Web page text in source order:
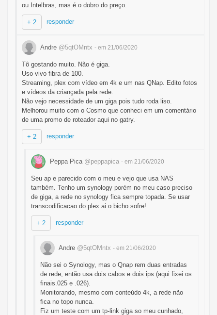
ou Intelbras, mas é o dobro do preço.
+ 2 responder
Andre @5qtOMntx - em 21/06/2020
Tô gostando muito. Não é giga.
Uso vivo fibra de 100.
Streaming, plex com vídeo em 4k e um nas QNap. Edito fotos
e vídeos da criançada pela rede.
Não vejo necessidade de um giga pois tudo roda liso.
Melhorou muito com o Cosmo que conheci em um comentário
de uma promo de roteador aqui no gatry.
+ 2 responder
Peppa Pica @peppapica - em 21/06/2020
Seu ap e parecido com o meu e vejo que usa NAS
também. Tenho um synology porém no meu caso preciso
de giga, a rede no synology fica sempre topada. Se usar
transcodificacao do plex ai o bicho sofre!
+ 2 responder
Andre @5qtOMntx - em 21/06/2020
Não sei o Synology, mas o Qnap rem duas entradas
de rede, então usa dois cabos e dois ips (aqui fixei os
finais.025 e .026).
Monitorando, mesmo com conteúdo 4k, a rede não
fica no topo nunca.
Fiz um teste com um tp-link giga so meu cunhado,